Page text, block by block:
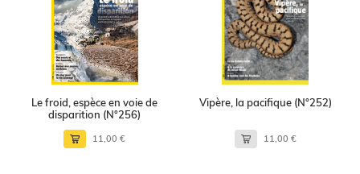
Le froid, espèce en voie de
disparition (N°256)
11,00 €
Vipère, la pacifique (N°252)
11,00 €